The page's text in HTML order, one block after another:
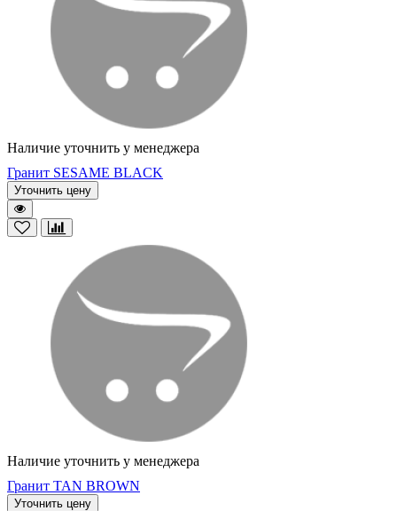
Наличие уточнить у менеджера
Гранит SESAME BLACK
Уточнить цену
Наличие уточнить у менеджера
Гранит TAN BROWN
Уточнить цену